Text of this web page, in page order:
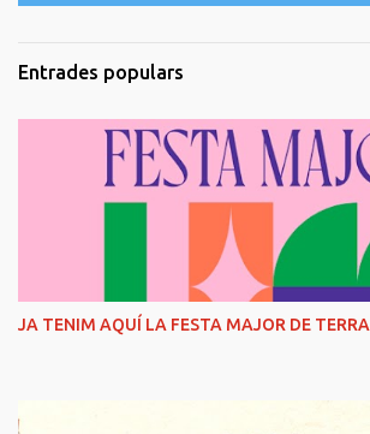
Entrades populars
JA TENIM AQUÍ LA FESTA MAJOR DE